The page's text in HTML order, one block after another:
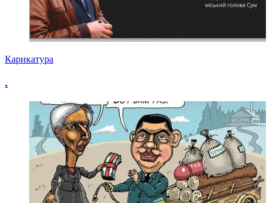
Карикатура
.